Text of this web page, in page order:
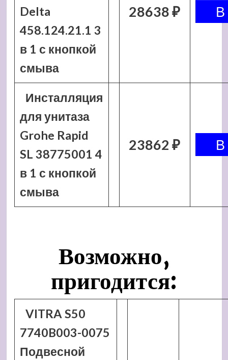
Delta
458.124.21.1 3
в 1 с кнопкой
смыва
28638 ₽
Инсталляция
для унитаза
Grohe Rapid
SL 38775001 4
в 1 с кнопкой
смыва
23862 ₽
Возможно,
пригодится:
VITRA S50
7740B003-0075
Подвесной